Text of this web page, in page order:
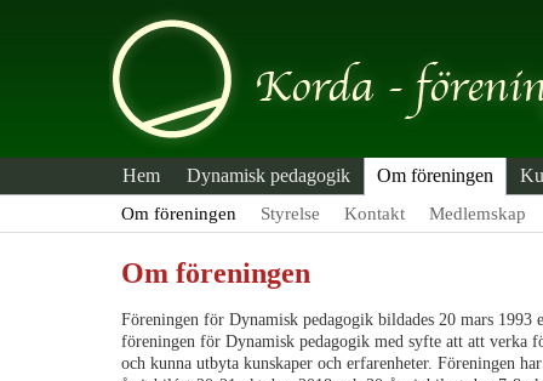
Hem Dynamisk pedagogik Om föreningen
Om föreningen Styrelse Kontakt Medlemskap
Om föreningen
Föreningen för Dynamisk pedagogik bildades 20 mars
föreningen för Dynamisk pedagogik med syfte att att verka
och kunna utbyta kunskaper och erfarenheter. Föreningen